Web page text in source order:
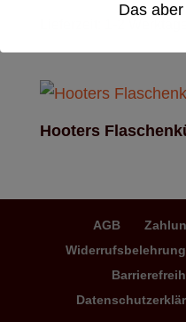
1-2
Hooters
AGB
Das